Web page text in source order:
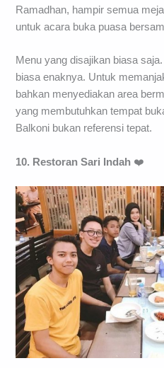
Ramadhan, hampir semua
untuk acara buka puasa
Menu yang disajikan biasa
biasa enaknya. Untuk
bahkan menyediakan area
yang membutuhkan tempat
Balkoni bukan referensi tepat.
10. Restoran Sari Indah ❤️